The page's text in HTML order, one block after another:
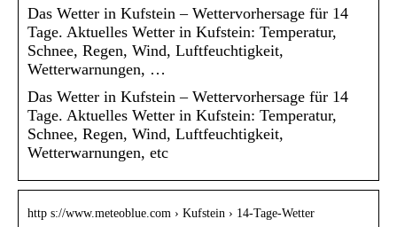
Das Wetter in Kufstein – Wettervorhersage für 14
Tage. Aktuelles Wetter in Kufstein: Temperatur,
Schnee, Regen, Wind, Luftfeuchtigkeit,
Wetterwarnungen, …
Das Wetter in Kufstein – Wettervorhersage für 14
Tage. Aktuelles Wetter in Kufstein: Temperatur,
Schnee, Regen, Wind, Luftfeuchtigkeit,
Wetterwarnungen, etc
http s://www.meteoblue.com › Kufstein › 14-Tage-Wetter